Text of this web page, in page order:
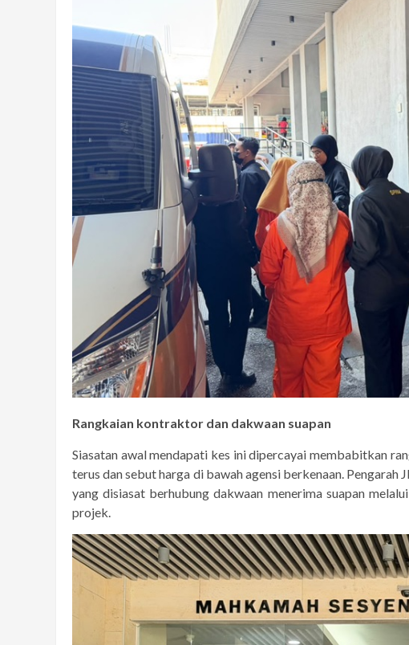
Rangkaian kontraktor dan dakwaan suapan
Siasatan awal mendapati kes ini dipercayai membabitkan
terus dan sebut harga di bawah agensi berkenaan. Pengarah
yang disiasat berhubung dakwaan menerima suapan
projek.